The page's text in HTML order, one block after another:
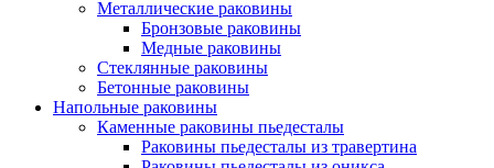
Металлические раковины
Бронзовые раковины
Медные раковины
Стеклянные раковины
Бетонные раковины
Напольные раковины
Каменные раковины пьедесталы
Раковины пьедесталы из травертина